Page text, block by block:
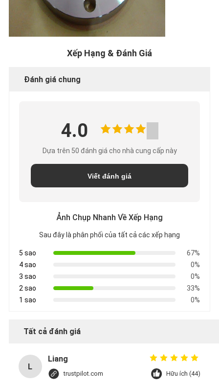
Xếp Hạng & Đánh Giá
Đánh giá chung
4.0
Dựa trên 50 đánh giá cho nhà cung cấp này
Viết đánh giá
Ảnh Chụp Nhanh Về Xếp Hạng
Sau đây là phân phối của tất cả các xếp hạng
5 sao
67%
4 sao
0%
3 sao
0%
2 sao
33%
1 sao
0%
Tất cả đánh giá
L
Liang
trustpilot.com Hữu ích (44)